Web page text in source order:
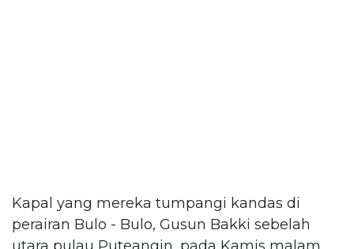
Kapal yang mereka tumpangi kandas di
perairan Bulo - Bulo, Gusun Bakki sebelah